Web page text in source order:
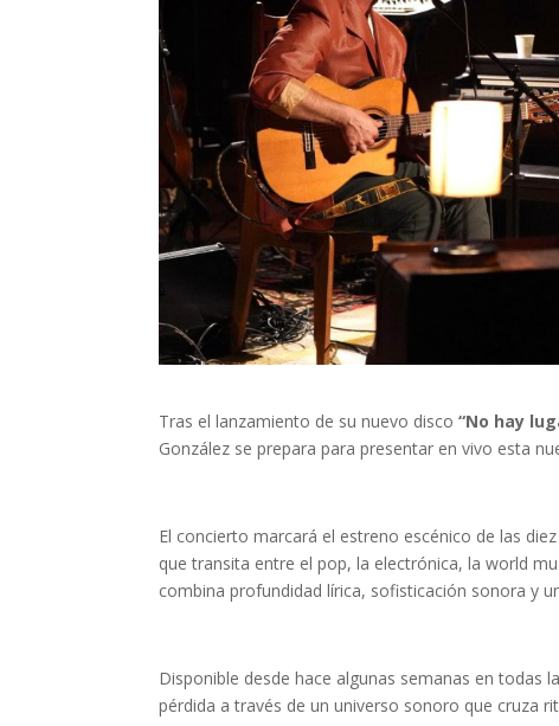
Tras el lanzamiento de su nuevo disco “No hay
González se prepara para presentar en vivo esta
El concierto marcará el estreno escénico de las
que transita entre el pop, la electrónica, la world
combina profundidad lírica, sofisticación sonora y
Disponible desde hace algunas semanas en todas
pérdida a través de un universo sonoro que cruza